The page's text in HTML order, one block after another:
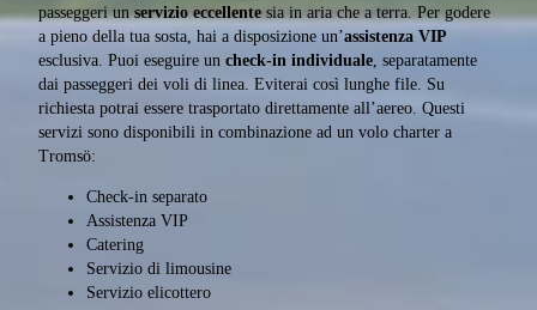
passeggeri unservizio eccellentesia in aria che a terra. Per godere
a pieno della tua sosta, hai a disposizione un’assistenza VIP
esclusiva. Puoi eseguire un check-in individuale, separatamente
dai passeggeri dei voli di linea. Eviterai così lunghe file. Su
richiesta potrai essere trasportato direttamente all’aereo. Questi
servizi sono disponibili in combinazione ad un volo charter a
Tromsö:
Check-in separato
Assistenza VIP
Catering
Servizio di limousine
Servizio elicottero